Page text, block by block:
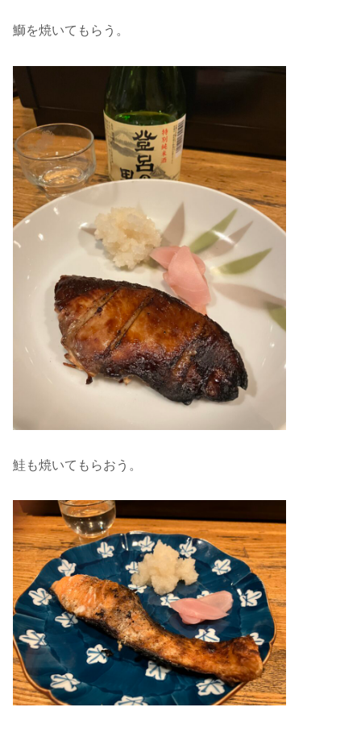
鰤を焼いてもらう。
鮭も焼いてもらおう。